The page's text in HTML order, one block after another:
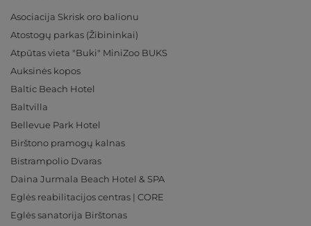
Asociacija Skrisk oro balionu
Atostogų parkas (Žibininkai)
Atpūtas vieta "Buki" MiniZoo BUKS
Auksinės kopos
Baltic Beach Hotel
Baltvilla
Bellevue Park Hotel
Birštono pramogų kalnas
Bistrampolio Dvaras
Daina Jurmala Beach Hotel & SPA
Eglės reabilitacijos centras | CORE
Eglės sanatorija Birštonas